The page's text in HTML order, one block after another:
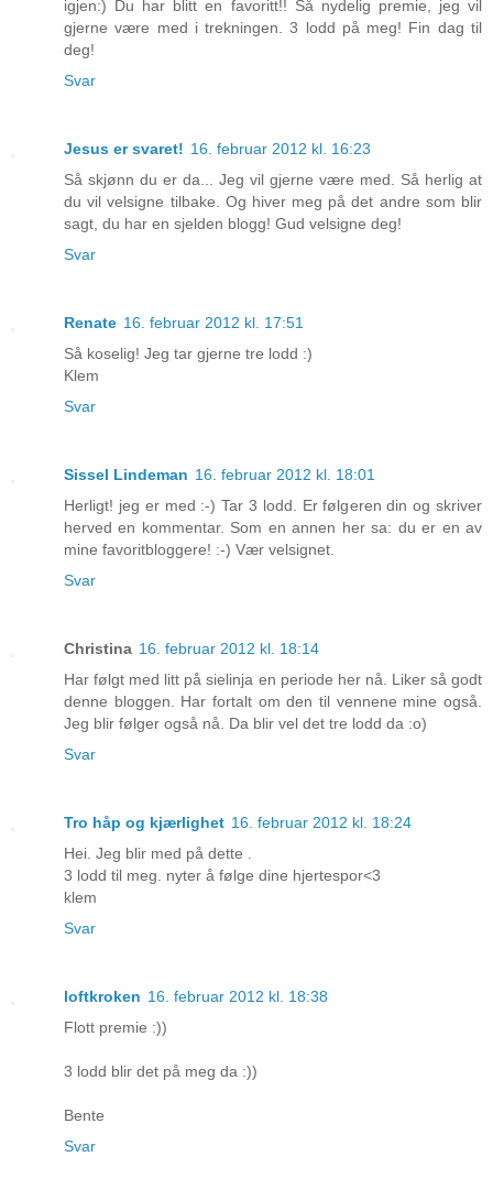
igjen:) Du har blitt en favoritt!! Så nydelig premie, jeg vil
gjerne være med i trekningen. 3 lodd på meg! Fin dag til
deg!
Svar
Jesus er svaret! 16. februar 2012 kl. 16:23
Så skjønn du er da... Jeg vil gjerne være med. Så herlig at
du vil velsigne tilbake. Og hiver meg på det andre som blir
sagt, du har en sjelden blogg! Gud velsigne deg!
Svar
Renate 16. februar 2012 kl. 17:51
Så koselig! Jeg tar gjerne tre lodd :)
Klem
Svar
Sissel Lindeman 16. februar 2012 kl. 18:01
Herligt! jeg er med :-) Tar 3 lodd. Er følgeren din og skriver
herved en kommentar. Som en annen her sa: du er en av
mine favoritbloggere! :-) Vær velsignet.
Svar
Christina 16. februar 2012 kl. 18:14
Har følgt med litt på sielinja en periode her nå. Liker så godt
denne bloggen. Har fortalt om den til vennene mine også.
Jeg blir følger også nå. Da blir vel det tre lodd da :o)
Svar
Tro håp og kjærlighet 16. februar 2012 kl. 18:24
Hei. Jeg blir med på dette .
3 lodd til meg. nyter å følge dine hjertespor<3
klem
Svar
loftkroken 16. februar 2012 kl. 18:38
Flott premie :))
3 lodd blir det på meg da :))
Bente
Svar